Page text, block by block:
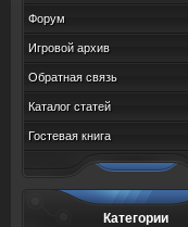
Форум
Игровой архив
Обратная связь
Каталог статей
Гостевая книга
Категории